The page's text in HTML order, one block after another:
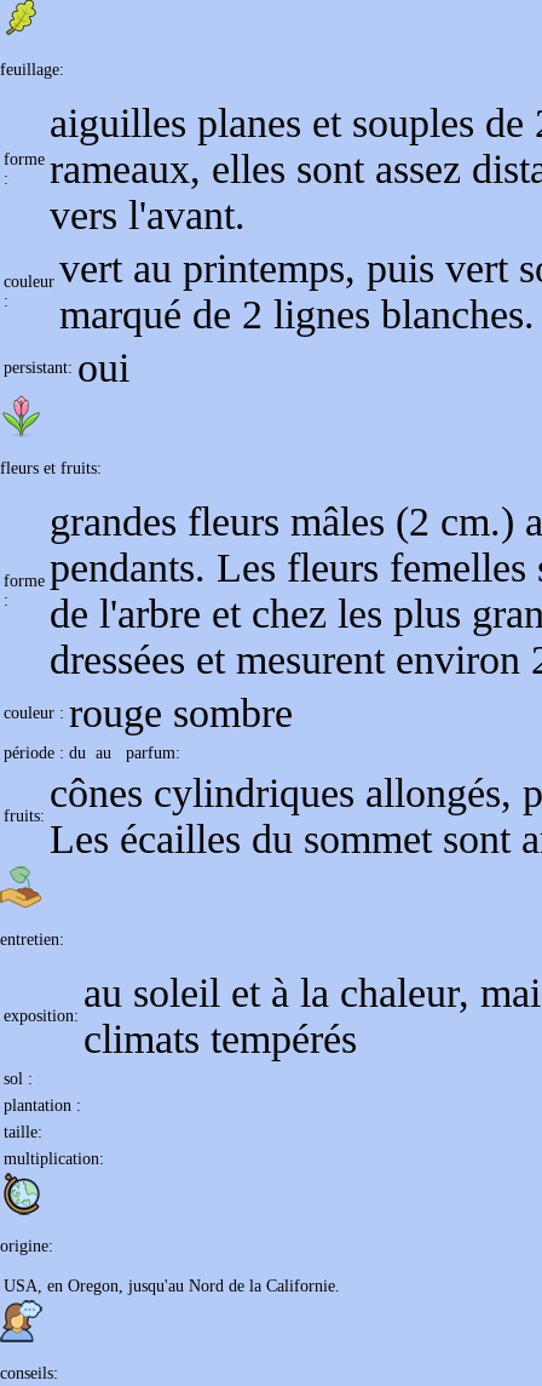
feuillage:
forme
:
aiguilles planes et souples
rameaux, elles sont assez
vers l'avant.
couleur
:
vert au printemps, puis vert
marqué de 2 lignes blanches.
persistant: oui
fleurs et fruits:
forme
:
grandes fleurs mâles (2 cm.)
pendants. Les fleurs
de l'arbre et chez les plus
dressées et mesurent environ
couleur : rouge sombre
période : du au parfum:
fruits:
cônes cylindriques allongés,
Les écailles du sommet sont
entretien:
exposition:
au soleil et à la chaleur,
climats tempérés
sol :
plantation :
taille:
multiplication:
origine:
USA, en Oregon, jusqu'au Nord de la Californie.
conseils: